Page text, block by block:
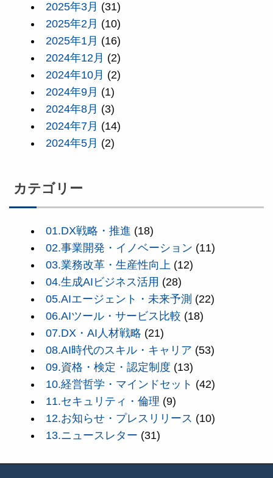
2025年3月 (31)
2025年2月 (10)
2025年1月 (16)
2024年12月 (2)
2024年10月 (2)
2024年9月 (1)
2024年8月 (3)
2024年7月 (14)
2024年5月 (2)
カテゴリー
01.DX戦略・推進 (18)
02.事業開発・イノベーション (11)
03.業務改革・生産性向上 (12)
04.生成AIビジネス活用 (28)
05.AIエージェント・未来予測 (22)
06.AIツール・サービス比較 (18)
07.DX・AI人材戦略 (21)
08.AI時代のスキル・キャリア (53)
09.資格・検定・認定制度 (13)
10.経営哲学・マインドセット (42)
11.セキュリティ・倫理 (9)
12.お知らせ・プレスリリース (10)
13.ニュースレター (31)